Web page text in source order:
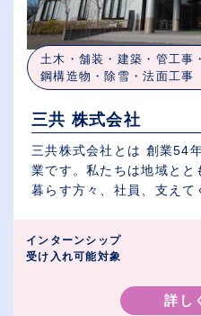
土木・舗装・建築・管工事
鋼構造物・除雪・法面工事
三共 株式会社
三共株式会社とは 創業54
業です。私たちは地域と
暮らす方々、社員、支えて
インターンシップ
受け入れ可能対象
詳し